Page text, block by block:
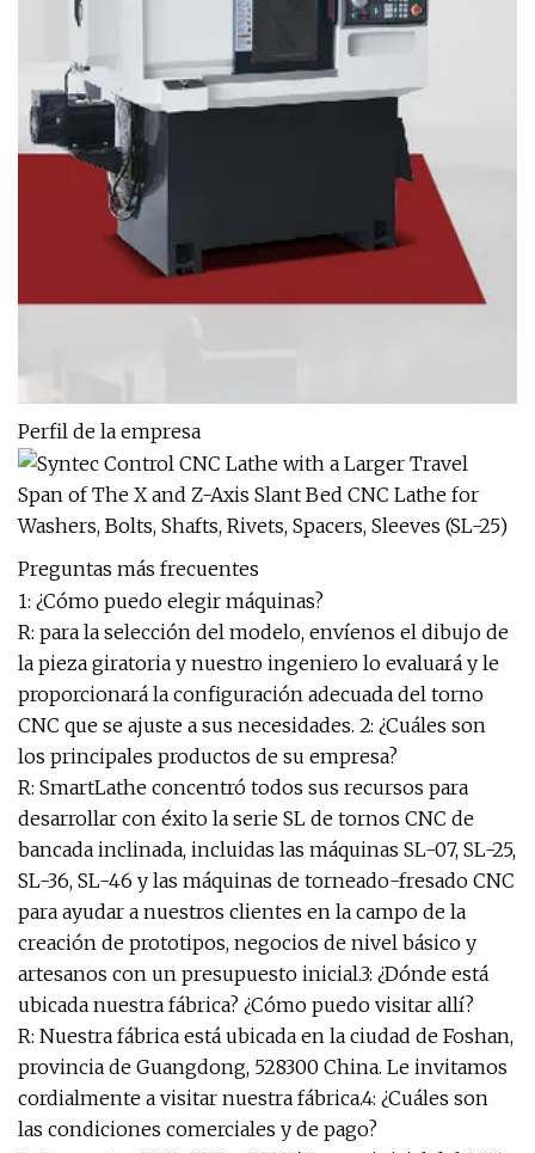
Perfil de la empresa
Preguntas más frecuentes
1: ¿Cómo puedo elegir máquinas?
R: para la selección del modelo, envíenos el dibujo de
la pieza giratoria y nuestro ingeniero lo evaluará y le
proporcionará la configuración adecuada del torno
CNC que se ajuste a sus necesidades. 2: ¿Cuáles son
los principales productos de su empresa?
R: SmartLathe concentró todos sus recursos para
desarrollar con éxito la serie SL de tornos CNC de
bancada inclinada, incluidas las máquinas SL-07, SL-25,
SL-36, SL-46 y las máquinas de torneado-fresado CNC
para ayudar a nuestros clientes en la campo de la
creación de prototipos, negocios de nivel básico y
artesanos con un presupuesto inicial.3: ¿Dónde está
ubicada nuestra fábrica? ¿Cómo puedo visitar allí?
R: Nuestra fábrica está ubicada en la ciudad de Foshan,
provincia de Guangdong, 528300 China. Le invitamos
cordialmente a visitar nuestra fábrica.4: ¿Cuáles son
las condiciones comerciales y de pago?